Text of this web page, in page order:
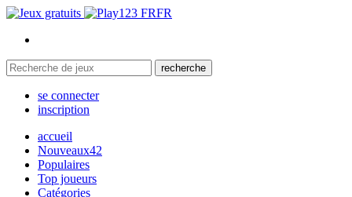
FR
recherche
se connecter
inscription
accueil
Nouveaux42
Populaires
Top joueurs
Catégories